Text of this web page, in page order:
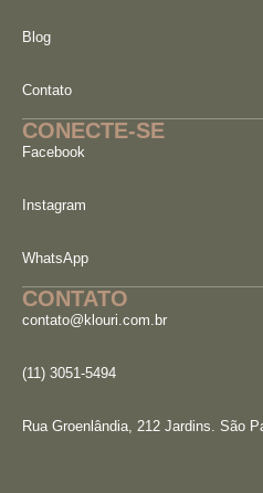
Blog
Contato
CONECTE-SE
Facebook
Instagram
WhatsApp
CONTATO
contato@klouri.com.br
(11) 3051-5494
Rua Groenlândia, 212 Jardins. São